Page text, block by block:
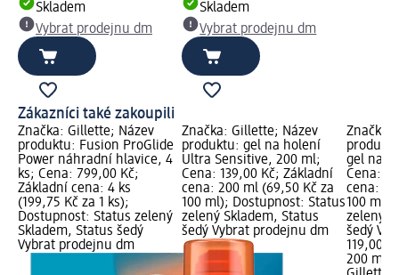
Skladem
Vybrat prodejnu dm
Skladem
Vybrat prodejnu dm
Zákazníci také zakoupili
Značka: Gillette; Název
produktu: Fusion ProGlide
Power náhradní hlavice, 4
ks; Cena: 799,00 Kč;
Základní cena: 4 ks
(199,75 Kč za 1 ks);
Dostupnost: Status zelený
Skladem, Status šedý
Vybrat prodejnu dm
Značka: Gillette; Název
produktu: gel na holení
Ultra Sensitive, 200 ml;
Cena: 139,00 Kč; Základní
cena: 200 ml (69,50 Kč za
100 ml); Dostupnost: Status
zelený Skladem, Status
šedý Vybrat prodejnu dm
Značka:
gel na
Cena:
cena:
100 ml);
zelený
šedý
119,00
200 ml